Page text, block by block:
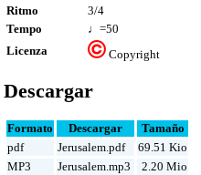
Ritmo
3/4
Tempo
♩=50
Licenza
Copyright
Descargar
Formato Descargar
Tamaño
pdf
Jerusalem.pdf
69.51 Kio
MP3
Jerusalem.mp3 2.20 Mio